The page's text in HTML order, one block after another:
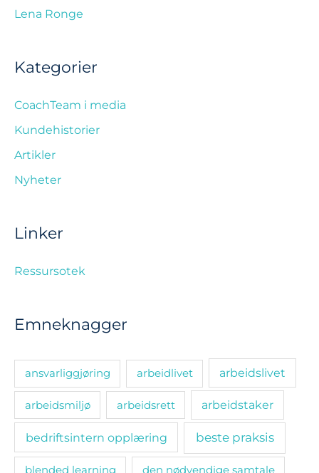
Lena Ronge
Kategorier
CoachTeam i media
Kundehistorier
Artikler
Nyheter
Linker
Ressursotek
Emneknagger
ansvarliggjøring arbeidlivet arbeidslivet
arbeidsmiljø arbeidsrett arbeidstaker
bedriftsintern opplæring beste praksis
blended learning den nødvendige samtale